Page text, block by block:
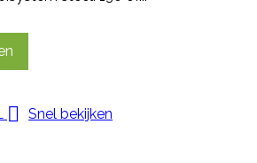

Snel bekijken